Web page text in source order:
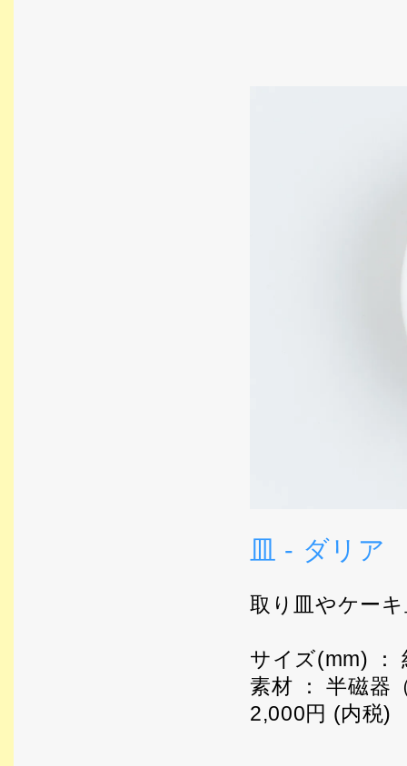
皿 - ダリア
取り皿やケー
サイズ(mm) ：
素材 ： 半磁器
2,000円 (内税)